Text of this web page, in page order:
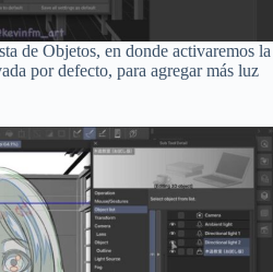
de Objetos, en donde activaremos la
por defecto, para agregar más luz